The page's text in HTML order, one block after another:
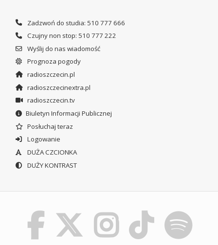
Zadzwoń do studia: 510 777 666
Czujny non stop: 510 777 222
Wyślij do nas wiadomość
Prognoza pogody
radioszczecin.pl
radioszczecinextra.pl
radioszczecin.tv
Biuletyn Informacji Publicznej
Posłuchaj teraz
Logowanie
DUŻA CZCIONKA
DUŻY KONTRAST